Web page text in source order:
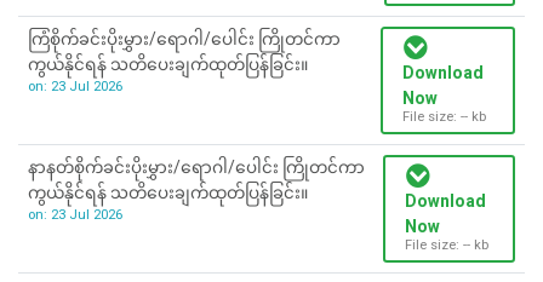
ကြံစိုက်ခင်းပိုးမွှား/ရောဂါ/ပေါင်း ကြိုတင်ကာ
ကွယ်နိုင်ရန် သတိပေးချက်ထုတ်ပြန်ခြင်း။
on: 23 Jul 2026
Download
Now
File size: -- kb
နာနတ်စိုက်ခင်းပိုးမွှား/ရောဂါ/ပေါင်း ကြိုတင်ကာ
ကွယ်နိုင်ရန် သတိပေးချက်ထုတ်ပြန်ခြင်း။
on: 23 Jul 2026
Download
Now
File size: -- kb